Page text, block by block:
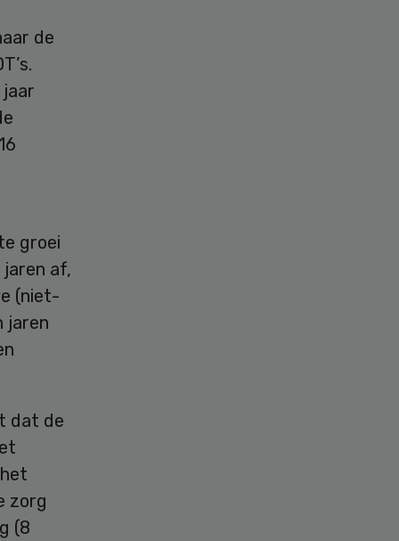
de
groei
af,
(niet-
jaren
dat de
zorg
(8